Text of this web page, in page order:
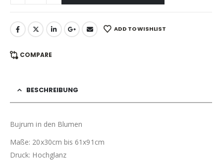
ADD TO WISHLIST
COMPARE
BESCHREIBUNG
Bujrum in den Blumen
Maße: 20x30cm bis 61x91cm
Druck: Hochglanz